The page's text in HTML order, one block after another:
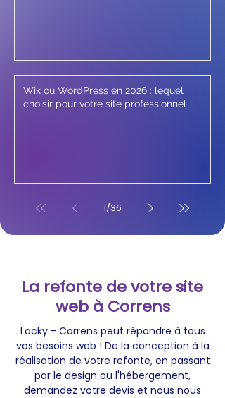
Wix ou WordPress en 2026 : lequel
choisir pour votre site professionnel
1/36
La refonte de votre site
web à Correns
Lacky - Correns peut répondre à tous
vos besoins web ! De la conception à la
réalisation de votre refonte, en passant
par le design ou l'hébergement,
demandez votre devis et nous nous